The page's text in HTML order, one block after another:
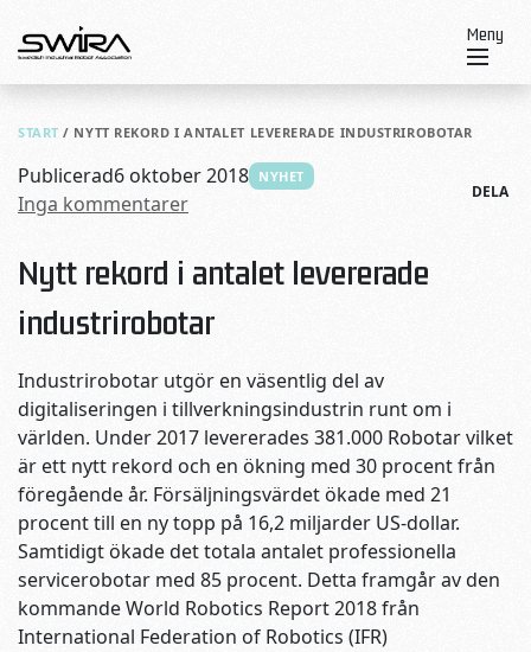
Meny
START / NYTT REKORD I ANTALET LEVERERADE INDUSTRIROBOTAR
Publicerad6 oktober 2018 NYHET
Inga kommentarer DELA
Nytt rekord i antalet levererade
industrirobotar
Industrirobotar utgör en väsentlig del av
digitaliseringen i tillverkningsindustrin runt om i
världen. Under 2017 levererades 381.000 Robotar vilket
är ett nytt rekord och en ökning med 30 procent från
föregående år. Försäljningsvärdet ökade med 21
procent till en ny topp på 16,2 miljarder US-dollar.
Samtidigt ökade det totala antalet professionella
servicerobotar med 85 procent. Detta framgår av den
kommande World Robotics Report 2018 från
International Federation of Robotics (IFR)